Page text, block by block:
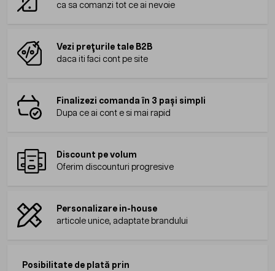
ca sa comanzi tot ce ai nevoie
Vezi prețurile tale B2B
daca iti faci cont pe site
Finalizezi comanda în 3 pași simpli
Dupa ce ai cont e si mai rapid
Discount pe volum
Oferim discounturi progresive
Personalizare in-house
articole unice, adaptate brandului
Posibilitate de plată prin